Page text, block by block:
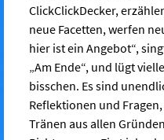
ClickClickDecker,
neue Facetten, werfen
hier ist ein Angebot“,
„Am Ende“, und lügt
bisschen. Es sind
Reflektionen und
Tränen aus allen